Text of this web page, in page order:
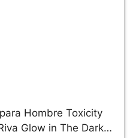
Hombre Toxicity
Glow in The Dark